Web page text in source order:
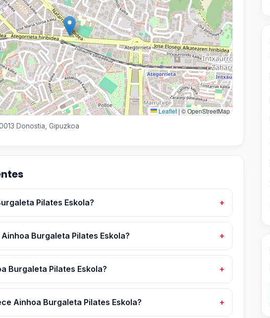
Leaflet |© OpenStreetMap
Donostia, Gipuzkoa
Pilates Eskola?
Burgaleta Pilates Eskola?
Burgaleta Pilates Eskola?
Ainhoa Burgaleta Pilates Eskola?